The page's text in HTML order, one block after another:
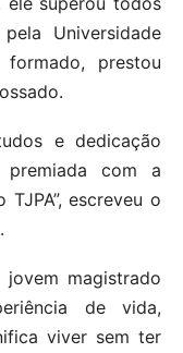
Universidade
prestou
e dedicação
premiada com a
escreveu o
magistrado
de vida,
viver sem ter